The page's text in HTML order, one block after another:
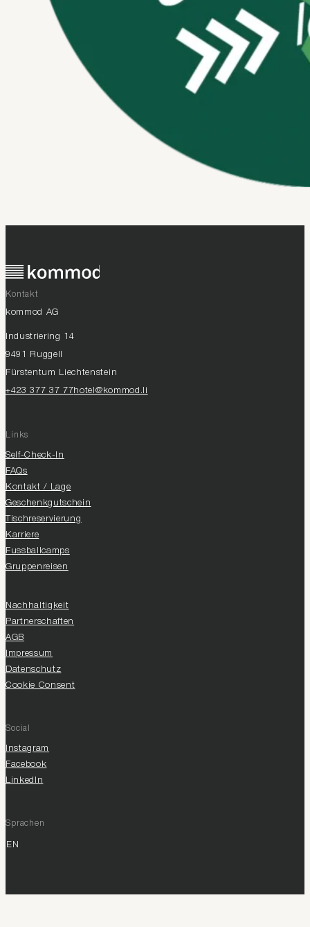
Kontakt
kommod AG
Industriering 14
9491 Ruggell
Fürstentum Liechtenstein
+423 377 37 77 hotel@kommod.li
Links
Self-Check-In
FAQs
Kontakt / Lage
Geschenkgutschein
Tischreservierung
Karriere
Fussballcamps
Gruppenreisen
Nachhaltigkeit
Partnerschaften
AGB
Impressum
Datenschutz
Cookie Consent
Social
Instagram
Facebook
LinkedIn
Sprachen
EN